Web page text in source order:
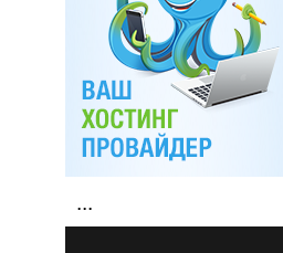
...